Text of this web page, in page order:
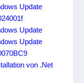
Update
Update
Update
von .Net